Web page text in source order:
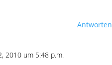
Antworten
2010 um 5:48 p.m.